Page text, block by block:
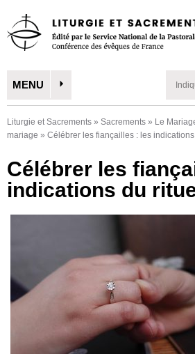
MENU
Liturgie et Sacrements » Sacrements » Le
mariage » Célébrer les fiançailles : les indications
Célébrer les
indications du